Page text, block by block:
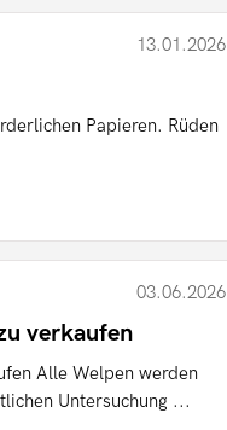
13.01.2026
Papieren. Rüden
03.06.2026
verkaufen
Alle Welpen werden
Untersuchung ...